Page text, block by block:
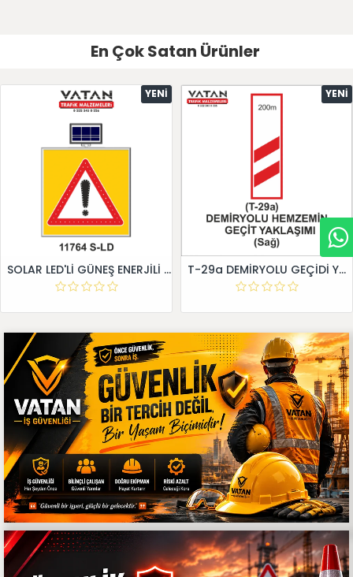
En Çok Satan Ürünler
YENI
SOLAR LED'Lİ GÜNEŞ ENERJİLİ LEVHA
YENI
T-29a DEMİRYOLU GEÇİDİ YAKLAŞIM LEVHALARI (Sağ)